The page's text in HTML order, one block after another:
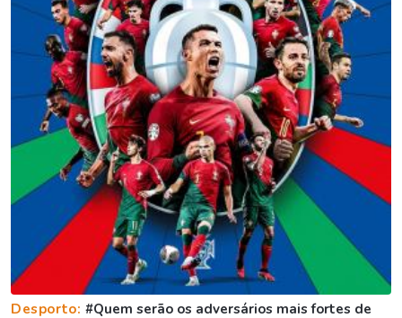
Desporto:#Quem serão os adversários mais fortes de